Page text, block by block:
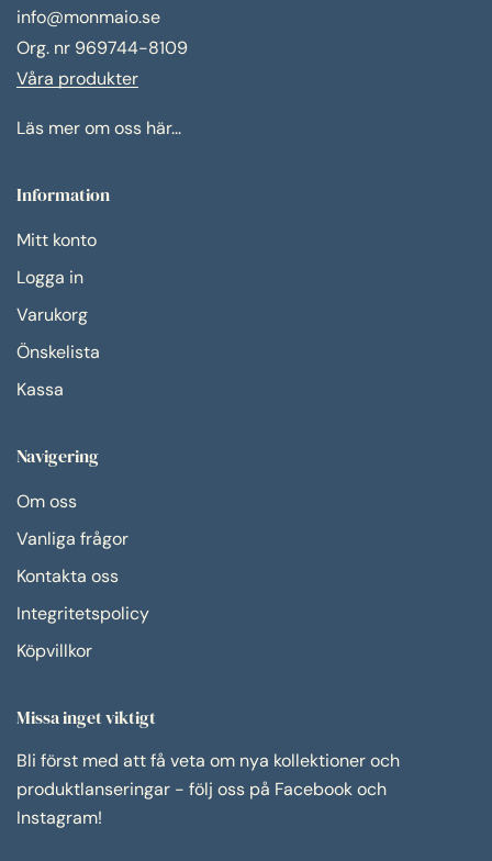
info@monmaio.se
Org. nr 969744-8109
Våra produkter
Läs mer om oss här...
Information
Mitt konto
Logga in
Varukorg
Önskelista
Kassa
Navigering
Om oss
Vanliga frågor
Kontakta oss
Integritetspolicy
Köpvillkor
Missa inget viktigt
Bli först med att få veta om nya kollektioner och
produktlanseringar - följ oss på Facebook och
Instagram!